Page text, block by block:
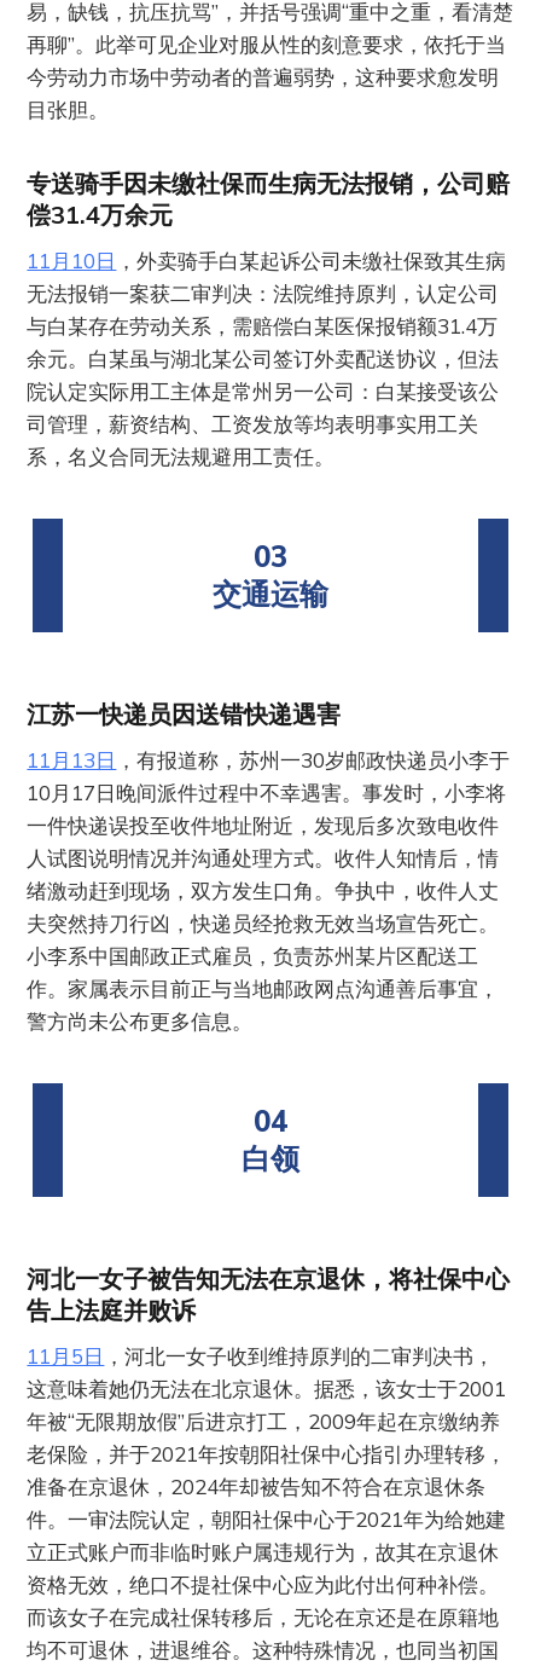
易，缺钱，抗压抗骂”，并括号强调“重中之重，看清楚
再聊”。此举可见企业对服从性的刻意要求，依托于当
今劳动力市场中劳动者的普遍弱势，这种要求愈发明
目张胆。
专送骑手因未缴社保而生病无法报销，公司赔
偿31.4万余元
11月10日 ，外卖骑手白某起诉公司未缴社保致其生病
无法报销一案获二审判决：法院维持原判，认定公司
与白某存在劳动关系，需赔偿白某医保报销额31.4万
余元。白某虽与湖北某公司签订外卖配送协议，但法
院认定实际用工主体是常州另一公司：白某接受该公
司管理，薪资结构、工资发放等均表明事实用工关
系，名义合同无法规避用工责任。
03
交通运输
江苏一快递员因送错快递遇害
11月13日 ，有报道称，苏州一30岁邮政快递员小李于
10月17日晚间派件过程中不幸遇害。事发时，小李将
一件快递误投至收件地址附近，发现后多次致电收件
人试图说明情况并沟通处理方式。收件人知情后，情
绪激动赶到现场，双方发生口角。争执中，收件人丈
夫突然持刀行凶，快递员经抢救无效当场宣告死亡。
小李系中国邮政正式雇员，负责苏州某片区配送工
作。家属表示目前正与当地邮政网点沟通善后事宜，
警方尚未公布更多信息。
04
白领
河北一女子被告知无法在京退休，将社保中心
告上法庭并败诉
11月5日 ，河北一女子收到维持原判的二审判决书，
这意味着她仍无法在北京退休。据悉，该女士于2001
年被“无限期放假”后进京打工，2009年起在京缴纳养
老保险，并于2021年按朝阳社保中心指引办理转移，
准备在京退休，2024年却被告知不符合在京退休条
件。一审法院认定，朝阳社保中心于2021年为给她建
立正式账户而非临时账户属违规行为，故其在京退休
资格无效，绝口不提社保中心应为此付出何种补偿。
而该女子在完成社保转移后，无论在京还是在原籍地
均不可退休，进退维谷。这种特殊情况，也同当初国